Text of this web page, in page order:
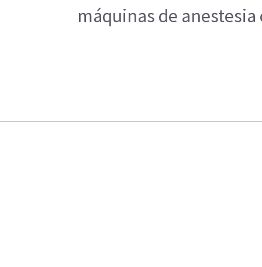
máquinas de